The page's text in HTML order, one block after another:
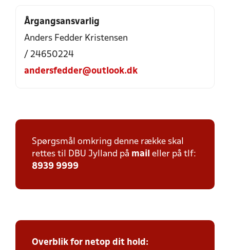
Årgangsansvarlig
Anders Fedder Kristensen
/ 24650224
andersfedder@outlook.dk
Spørgsmål omkring denne række skal
rettes til DBU Jylland på mail eller på tlf:
8939 9999
Overblik for netop dit hold: